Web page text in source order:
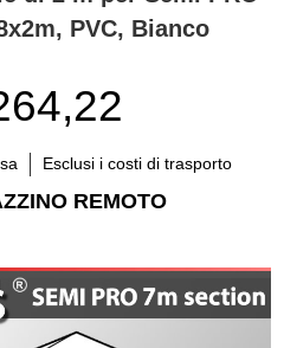
PVC, Bianco
Esclusi i costi di trasporto
REMOTO